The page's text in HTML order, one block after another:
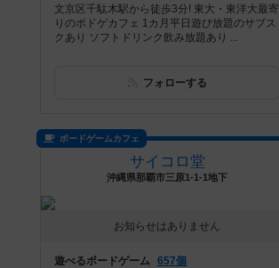
文京区千駄木駅から徒歩3分! 東大・東洋大最寄
りのボドゲカフェ 1カ月平日遊び放題のサブス
クあり ソフトドリンク飲み放題あり ...
フォローする
ボードゲームカフェ
サイコロ堂
沖縄県那覇市三原1-1-1地下
お知らせはありません
遊べるボードゲーム 657個